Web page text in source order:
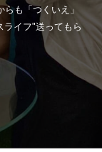
も「つくいえ」
ライフ"送ってもら